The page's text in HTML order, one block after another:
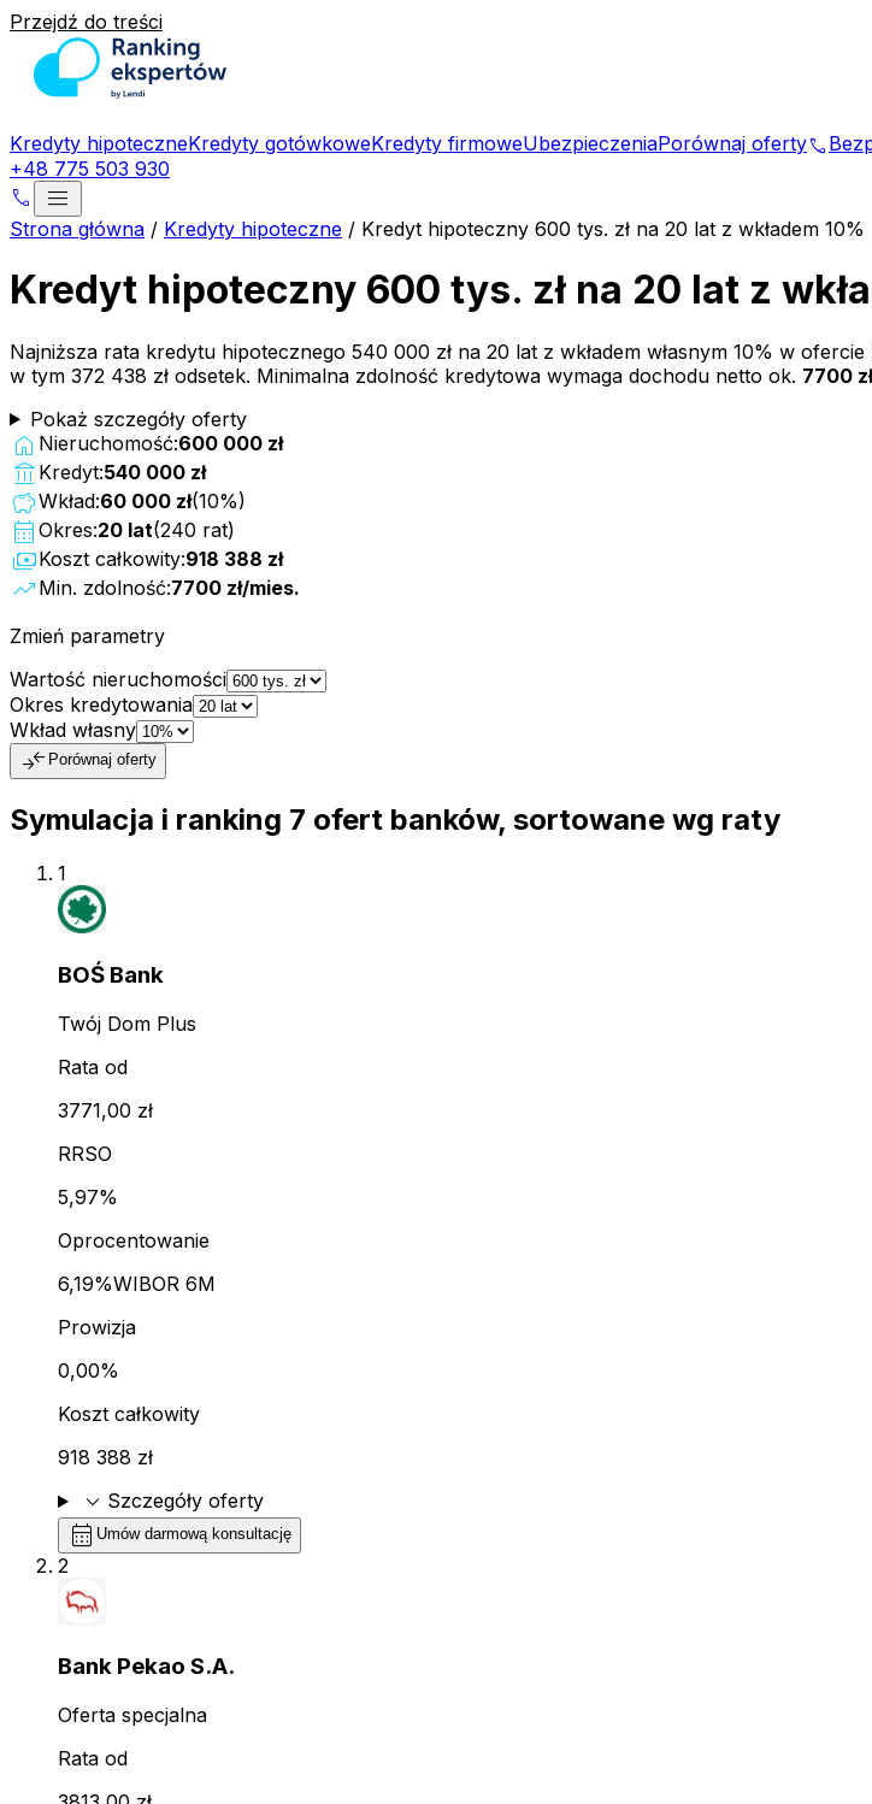
Przejdź do treści
Kredyty hipoteczneKredyty gotówkoweKredyty firmoweUbezpieczeniaPorównaj ofertyphone
+48 775 503 930
phone menu
Strona główna / Kredyty hipoteczne / Kredyt hipoteczny 600 tys. zł na 20 lat z wkładem 10%
Kredyt hipoteczny 600 tys. zł na 20 lat z
Najniższa rata kredytu hipotecznego 540 000 zł na 20 lat z wkładem własnym 10% w ofercie
w tym 372 438 zł odsetek. Minimalna zdolność kredytowa wymaga dochodu netto ok. 7700 zł
Pokaż szczegóły oferty
home Nieruchomość:600 000 zł
account_balance Kredyt:540 000 zł
savingsWkład:60 000 zł(10%)
calendar_month Okres:20 lat(240 rat)
paymentsKoszt całkowity:918 388 zł
trending_up Min. zdolność:7700 zł/mies.
Zmień parametry
Wartość nieruchomości
Okres kredytowania
Wkład własny
compare_arrows Porównaj oferty
Symulacja i ranking 7 ofert banków, sortowane wg raty
1
BOŚ Bank
Twój Dom Plus
Rata od
3771,00 zł
RRSO
5,97%
Oprocentowanie
6,19%WIBOR 6M
Prowizja
0,00%
Koszt całkowity
918 388 zł
expand_more Szczegóły oferty
calendar_month Umów darmową konsultację
2
Bank Pekao S.A.
Oferta specjalna
Rata od